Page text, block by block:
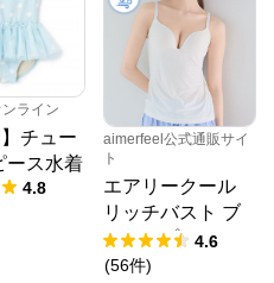
ライン
】チュー
ース水着
4.8
aimerfeel公式通販サイ
ト
エアリークール
リッチバスト ブ
ラトップ (ワイヤ
ー入り)
4.6
(56件)